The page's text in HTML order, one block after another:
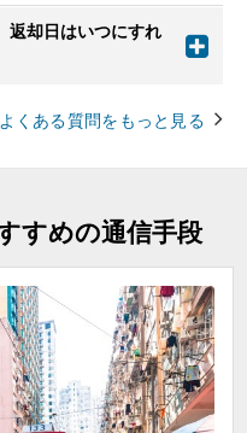
返却日はいつにすれ
よくある質問をもっと見る
すめの通信手段